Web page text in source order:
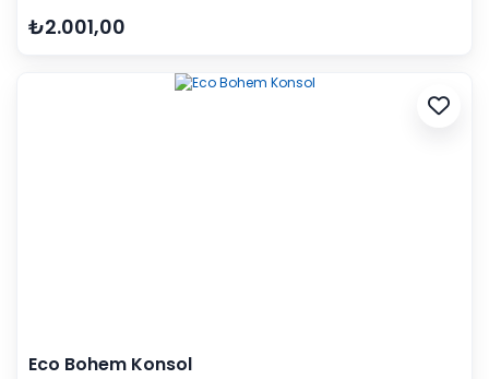
₺2.001,00
Eco Bohem Konsol